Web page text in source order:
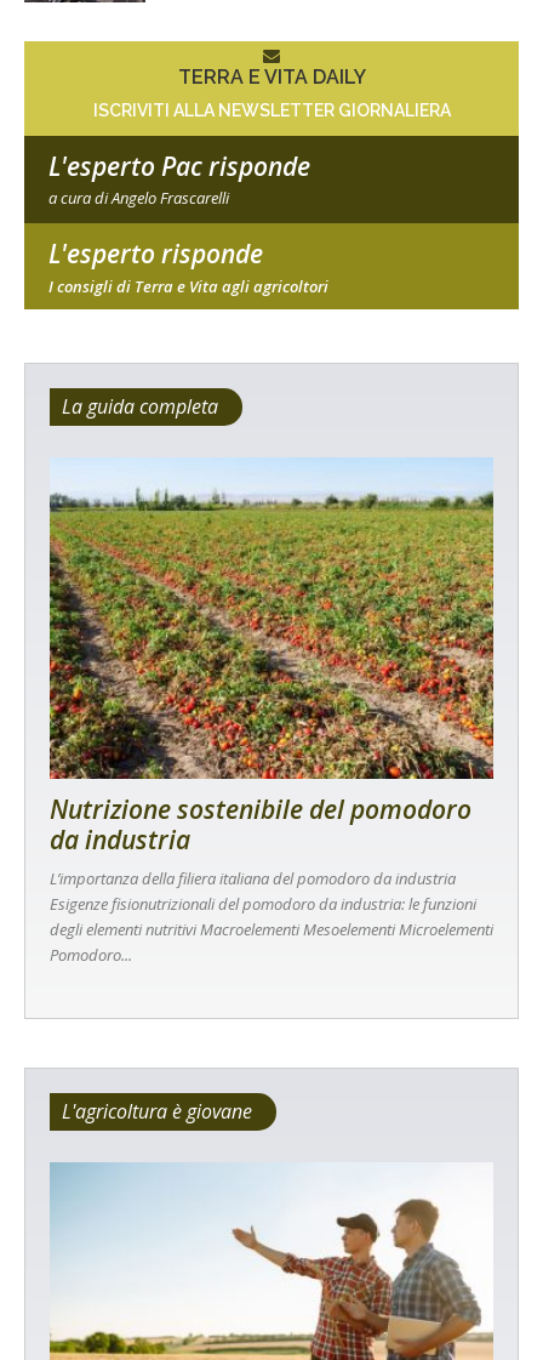
TERRA E VITA DAILY
ISCRIVITI ALLA NEWSLETTER GIORNALIERA
L'esperto Pac risponde
a cura di Angelo Frascarelli
L'esperto risponde
I consigli di Terra e Vita agli agricoltori
La guida completa
Nutrizione sostenibile del pomodoro
da industria
L’importanza della filiera italiana del pomodoro da industria
Esigenze fisionutrizionali del pomodoro da industria: le funzioni
degli elementi nutritivi Macroelementi Mesoelementi Microelementi
Pomodoro...
L'agricoltura è giovane